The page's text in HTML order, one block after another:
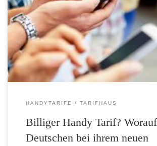
geht, einen neuen Handyvertrag auszuwählen. Dies
repräsentative Studie des
im Auftrag der Tarifhaus AG*. Kurz dahinter folgen
Netzabdeckung (47%), Datenvolumen (43%) und
(42%). Nur […]
HANDYTARIFE TARIFHAUS
Billiger Handy Tarif?
Deutschen bei ihrem neuen